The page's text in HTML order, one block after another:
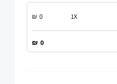
X
1
0
₪
0
₪